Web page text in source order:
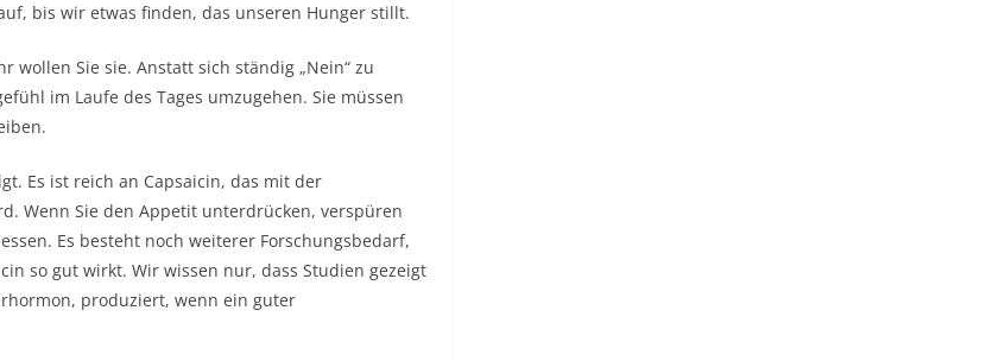
bis wir etwas finden, das unseren Hunger stillt.
wollen Sie sie. Anstatt sich ständig „Nein“ zu
im Laufe des Tages umzugehen. Sie müssen
Es ist reich an Capsaicin, das mit der
Wenn Sie den Appetit unterdrücken, verspüren
Es besteht noch weiterer Forschungsbedarf,
so gut wirkt. Wir wissen nur, dass Studien gezeigt
produziert, wenn ein guter